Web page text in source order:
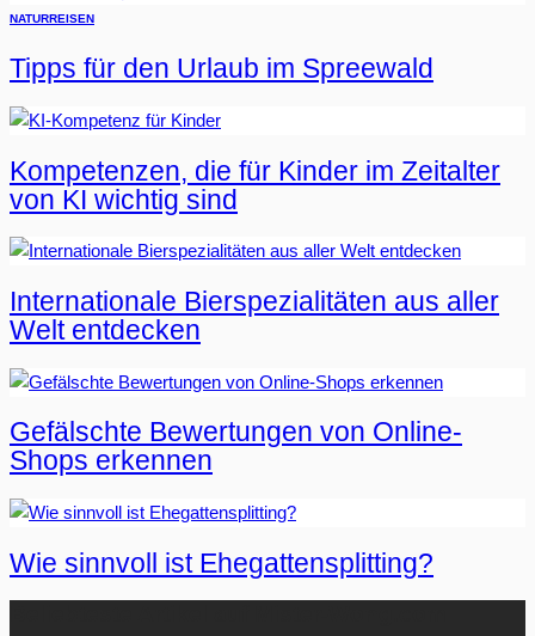
NATURREISEN
Tipps für den Urlaub im Spreewald
Kompetenzen, die für Kinder im Zeitalter
von KI wichtig sind
Internationale Bierspezialitäten aus aller
Welt entdecken
Gefälschte Bewertungen von Online-
Shops erkennen
Wie sinnvoll ist Ehegattensplitting?